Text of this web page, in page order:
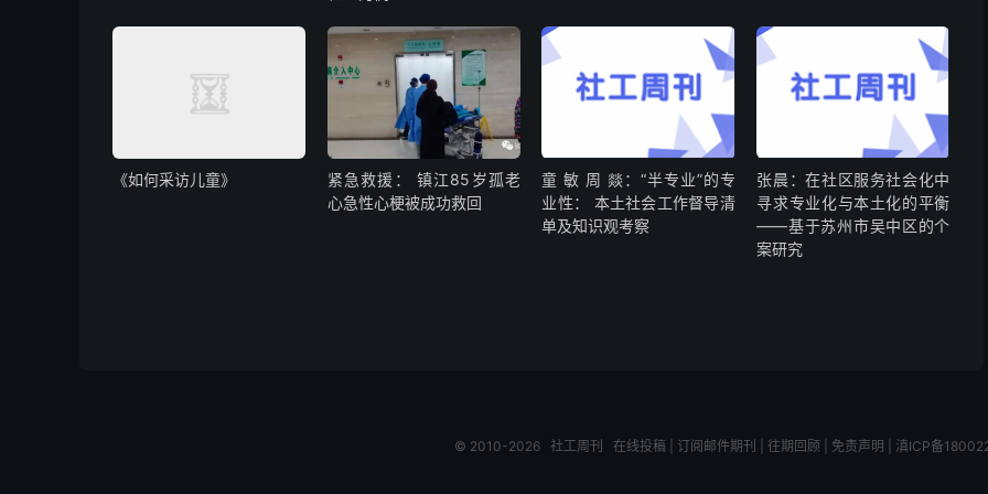
《如何采访儿童》
紧急救援： 镇江85岁孤老
心急性心梗被成功救回
童 敏 周 燚：“半专业”的专
业性： 本土社会工作督导清
单及知识观考察
张晨：在社区服务社会化中
寻求专业化与本土化的平衡
——基于苏州市吴中区的个
案研究
© 2010-2026 社工周刊 在线投稿| 订阅邮件期刊 往期回顾 免责声明 滇ICP备